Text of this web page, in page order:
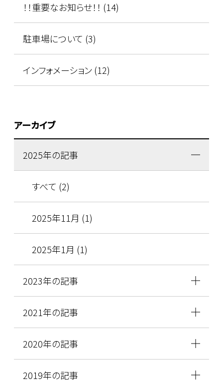
！！重要なお知らせ！！ (14)
駐車場について (3)
インフォメーション (12)
アーカイブ
2025年の記事
すべて (2)
2025年11月 (1)
2025年1月 (1)
2023年の記事
2021年の記事
2020年の記事
2019年の記事